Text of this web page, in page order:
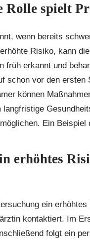
Rolle spielt
wenn bereits
Risiko, kann
früh erkannt und
schon vor den
können
Ein Beispiel
erhöhtes
ein
kontaktiert. Im
folgt ein